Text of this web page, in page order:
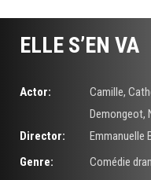
ELLE S’EN VA
Actor: Camille,
Demongeot,
Director:
Emmanuelle
Genre:
Comédie